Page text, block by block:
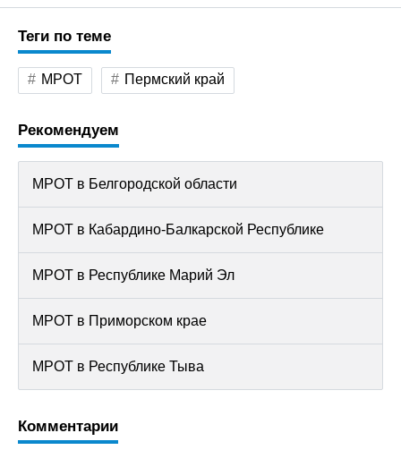
Теги по теме
МРОТ Пермский край
Рекомендуем
МРОТ в Белгородской области
МРОТ в Кабардино-Балкарской Республике
МРОТ в Республике Марий Эл
МРОТ в Приморском крае
МРОТ в Республике Тыва
Комментарии